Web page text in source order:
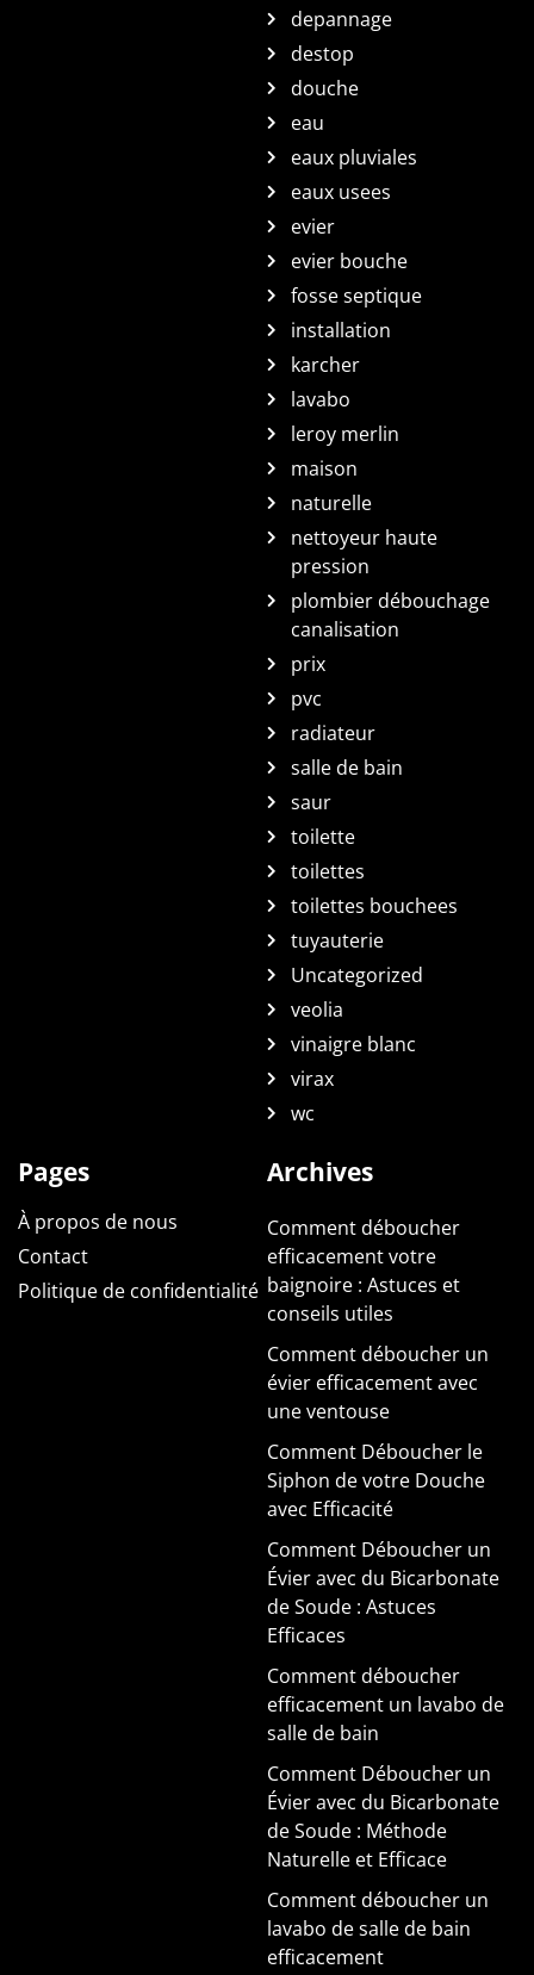
depannage
destop
douche
eau
eaux pluviales
eaux usees
evier
evier bouche
fosse septique
installation
karcher
lavabo
leroy merlin
maison
naturelle
nettoyeur haute
pression
plombier débouchage
canalisation
prix
pvc
radiateur
salle de bain
saur
toilette
toilettes
toilettes bouchees
tuyauterie
Uncategorized
veolia
vinaigre blanc
virax
wc
Pages
À propos de nous
Contact
Politique de confidentialité
Archives
Comment déboucher
efficacement votre
baignoire : Astuces et
conseils utiles
Comment déboucher un
évier efficacement avec
une ventouse
Comment Déboucher le
Siphon de votre Douche
avec Efficacité
Comment Déboucher un
Évier avec du Bicarbonate
de Soude : Astuces
Efficaces
Comment déboucher
efficacement un lavabo de
salle de bain
Comment Déboucher un
Évier avec du Bicarbonate
de Soude : Méthode
Naturelle et Efficace
Comment déboucher un
lavabo de salle de bain
efficacement